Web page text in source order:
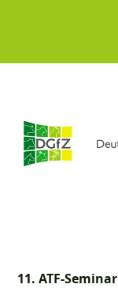
11. ATF-Seminar